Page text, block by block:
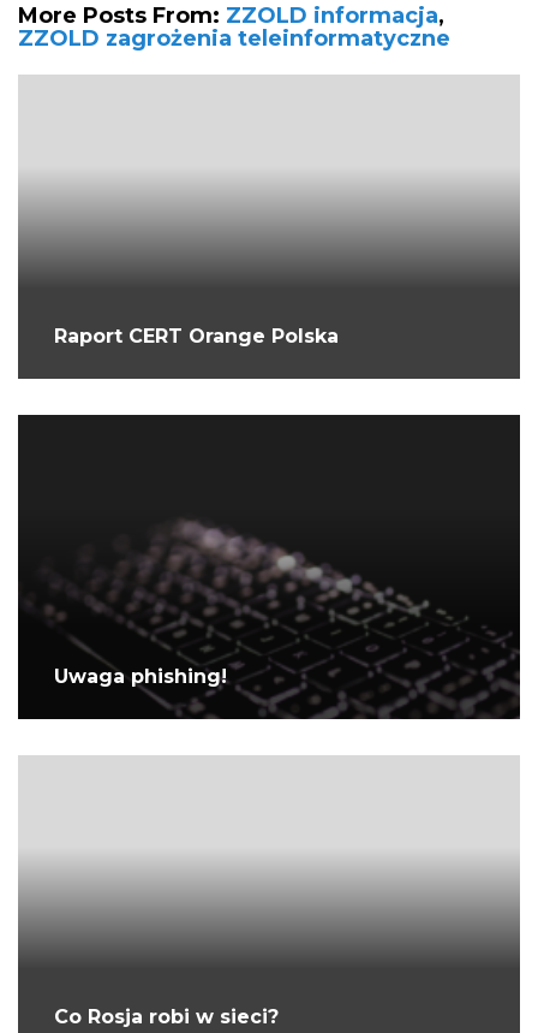
More Posts From: ZZOLD informacja,
ZZOLD zagrożenia teleinformatyczne
Raport CERT Orange Polska
Uwaga phishing!
Co Rosja robi w sieci?